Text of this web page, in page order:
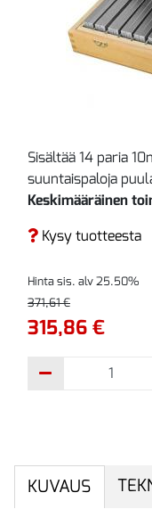
Sisältää 14 paria
suuntaispaloja
Keskimääräinen
Kysy tuotteesta
Hinta sis. alv 25.50%
371,61 €
315,86 €
KUVAUS